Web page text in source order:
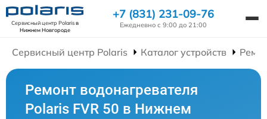
Сервисный центр Polarisв
Нижнем Новгороде
+7 (831) 231-09-76
Ежедневно с 9:00 до 21:00
Сервисный центр Polaris Каталог устройств
Ремонт водонагревателя
Polaris FVR 50 в Нижнем